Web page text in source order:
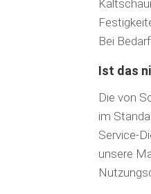
Bei
Ist das
Die von
im
Service-
unsere